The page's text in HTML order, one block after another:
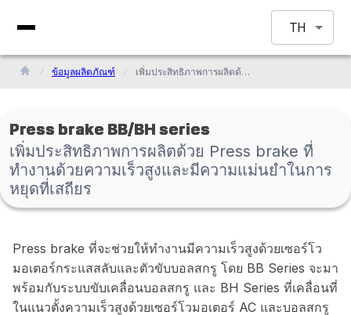
TH
ข้อมูลผลิตภัณฑ์ เพิ่มประสิทธิภาพการผลิตด้วย Press brake ที่ทำงานด้วยความเร็วสูงและมีความแม่นยำในการหยุดที่เสถียร
Press brake BB/BH series
เพิ่มประสิทธิภาพการผลิตด้วย Press brake ที่
ทำงานด้วยความเร็วสูงและมีความแม่นยำในการ
หยุดที่เสถียร
Press brake ที่จะช่วยให้ทำงานมีความเร็วสูงด้วยเซอร์โว
มอเตอร์กระแสสลับและตัวขับบอลสกรู โดย BB Series จะมา
พร้อมกับระบบขับเคลื่อนบอลสกรู และ BH Series ที่เคลื่อนที่
ในแนวตั้งความเร็วสูงด้วยเซอร์โวมอเตอร์ AC และบอลสกรู